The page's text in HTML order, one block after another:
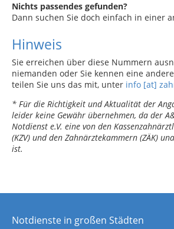
Nichts passendes gefunden?
Dann suchen Sie doch einfach in einer
Hinweis
Sie erreichen über diese Nummern
niemanden oder Sie kennen eine
teilen Sie uns das mit, unter info [at]
* Für die Richtigkeit und Aktualität der
leider keine Gewähr übernehmen, da der
Notdienst e.V. eine von den
(KZV) und den Zahnärztekammern (ZÄK)
ist.
Notdienste in großen Städten